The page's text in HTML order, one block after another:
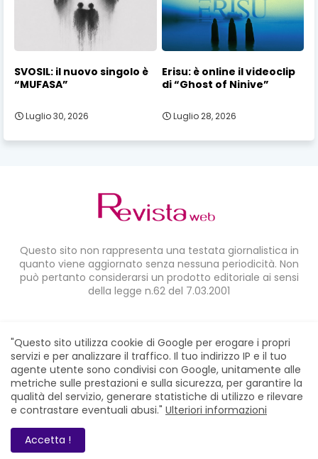
SVOSIL: il nuovo singolo è
“MUFASA”
Luglio 30, 2026
Erisu: è online il videoclip
di “Ghost of Ninive”
Luglio 28, 2026
Questo sito non rappresenta una testata giornalistica in
quanto viene aggiornato senza nessuna periodicità. Non
può pertanto considerarsi un prodotto editoriale ai sensi
della legge n.62 del 7.03.2001
Home Chi siamo Contatti Privacy Policy
RevistaWeb © 2021. All Right Reserved
"Questo sito utilizza cookie di Google per erogare i propri
servizi e per analizzare il traffico. Il tuo indirizzo IP e il tuo
agente utente sono condivisi con Google, unitamente alle
metriche sulle prestazioni e sulla sicurezza, per garantire la
qualità del servizio, generare statistiche di utilizzo e rilevare
e contrastare eventuali abusi." Ulteriori informazioni
Accetta !